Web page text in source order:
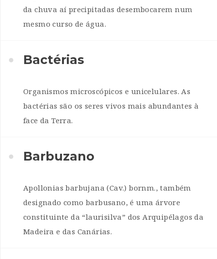
da chuva aí precipitadas desembocarem num
mesmo curso de água.
Bactérias
Organismos microscópicos e unicelulares. As
bactérias são os seres vivos mais abundantes à
face da Terra.
Barbuzano
Apollonias barbujana (Cav.) bornm., também
designado como barbusano, é uma árvore
constituinte da “laurisilva” dos Arquipélagos da
Madeira e das Canárias.